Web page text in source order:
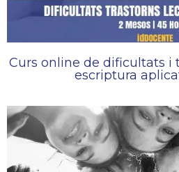
Curs online de dificultats i
escriptura